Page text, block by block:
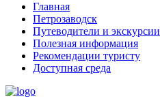
Главная
Петрозаводск
Путеводители и экскурсии
Полезная информация
Рекомендации туристу
Доступная среда